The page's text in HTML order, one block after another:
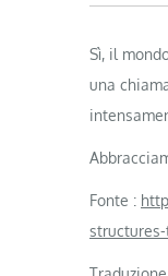
Sì, il
una
Fonte :